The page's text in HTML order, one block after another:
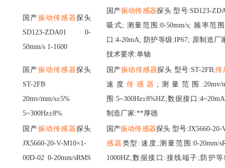
国产振动传感器探头
SD123-ZDA01 0-
50mm/s 1-1600
国产振动传感器探头 型号:SD123-
吸式; 测量范围:0-50mm/s; 频率范
口:4-20mA; 防护等级:IP67; 原制造
技术要求:单轴
国产振动传感器探头
ST-2FB
20mv/mm/s±5%
5~300Hz±8%
国产振动传感器探头 型号:ST-2FB;传
速度 传感器 ;测量范围:20mv/
围:5~300Hz±8%HZ;数据接口
制造厂家:**厚德
国产振动传感器探头
JX5660-20-V-M10×1-
00D-02 0-20mm/sRMS
国产振动传感器探头 型号:JX5660-20-
感器 类型 :速度;测量范围:0-20mm/
1000HZ;数据接口:接线端子;防护